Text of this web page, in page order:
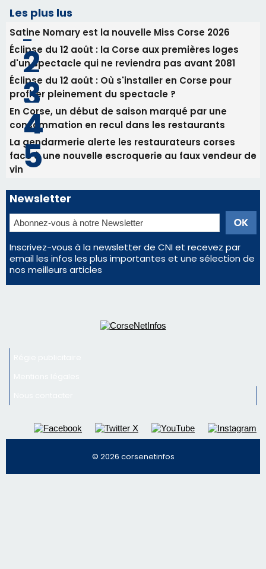
consommation en recul dans les restaurants
La gendarmerie alerte les restaurateurs corses
face à une nouvelle escroquerie au faux vendeur de
vin
Newsletter
Inscrivez-vous à la newsletter de CNI et recevez par
email les infos les plus importantes et une sélection de
nos meilleurs articles
Régie publicitaire
Mentions légales
Nous contacter